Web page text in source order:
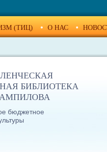
(ТИЦ) О НАС
БИБЛИОТЕКА
бюджетное